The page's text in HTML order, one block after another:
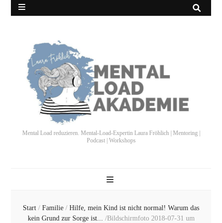
Mental Load reduzieren. Mental-Load-Expertin Laura Fröhlich | Mentoring |
Podcast | Workshops
Start / Familie / Hilfe, mein Kind ist nicht normal! Warum das
kein Grund zur Sorge ist... /Bildschirmfoto 2018-07-31 um